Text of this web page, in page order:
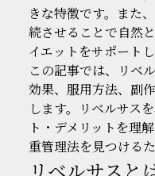
きな特徴です。また
続させることで自然
イエットをサポートし
この記事では、リベ
効果、服用方法、副
します。リベルサス
ト・デメリットを理
重管理法を見つける
リベルサスと